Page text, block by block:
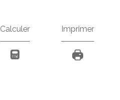
Calculer Imprimer